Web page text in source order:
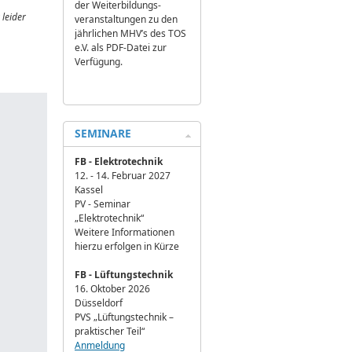
leider
der Weiterbildungs­
veranstaltungen zu den
jährlichen MHV’s des TOS
e.V. als PDF-Datei zur
Verfügung.
SEMINARE
FB - Elektrotechnik
12. - 14. Februar 2027
Kassel
PV - Seminar
„Elektrotechnik“
Weitere Informationen
hierzu erfolgen in Kürze
FB - Lüftungstechnik
16. Oktober 2026
Düsseldorf
PVS „Lüftungstechnik –
praktischer Teil“
Anmeldung